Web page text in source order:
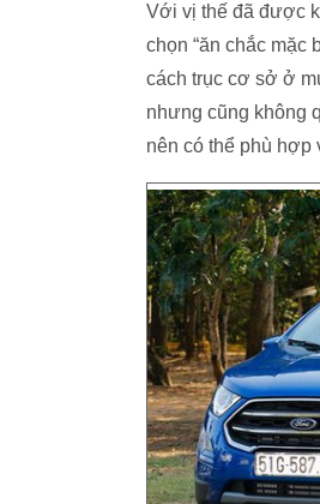
Với vị thế đã được
chọn “ăn chắc mặc
cách trục cơ sở ở
nhưng cũng không
nên có thể phù